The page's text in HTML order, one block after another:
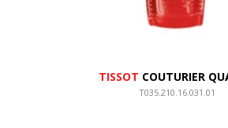
TISSOT COUTURIER
T035.210.16.031.01